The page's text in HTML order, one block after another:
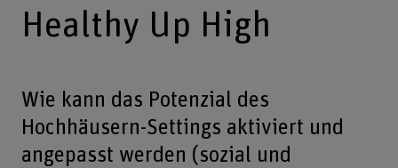
Healthy Up High
Wie kann das Potenzial des
Hochhäusern-Settings aktiviert und
angepasst werden (sozial und